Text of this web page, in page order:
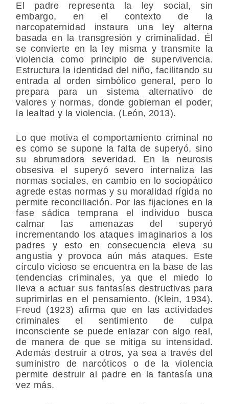
El padre representa la ley social, sin
embargo, en el contexto de la
narcopaternidad instaura una ley alterna
basada en la transgresión y criminalidad. Él
se convierte en la ley misma y transmite la
violencia como principio de supervivencia.
Estructura la identidad del niño, facilitando su
entrada al orden simbólico general, pero lo
prepara para un sistema alternativo de
valores y normas, donde gobiernan el poder,
la lealtad y la violencia. (León, 2013).
Lo que motiva el comportamiento criminal no
es como se supone la falta de superyó, sino
su abrumadora severidad. En la neurosis
obsesiva el superyó severo internaliza las
normas sociales, en cambio en lo sociopático
agrede estas normas y su moralidad rígida no
permite reconciliación. Por las fijaciones en la
fase sádica temprana el individuo busca
calmar las amenazas del superyó
incrementando los ataques imaginarios a los
padres y esto en consecuencia eleva su
angustia y provoca aún más ataques. Este
círculo vicioso se encuentra en la base de las
tendencias criminales, ya que el miedo lo
lleva a actuar sus fantasías destructivas para
suprimirlas en el pensamiento. (Klein, 1934).
Freud (1923) afirma que en las actividades
criminales el sentimiento de culpa
inconsciente se puede enlazar con algo real,
de manera de que se mitiga su intensidad.
Además destruir a otros, ya sea a través del
suministro de narcóticos o de la violencia
permite destruir al padre en la fantasía una
vez más.